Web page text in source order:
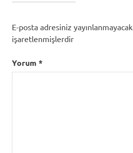
E-posta adresiniz yayınlanmayacak.
işaretlenmişlerdir
Yorum *